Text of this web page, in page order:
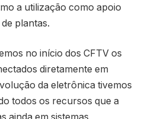
a utilização como apoio
plantas.
no início dos CFTV os
diretamente em
da eletrônica tivemos
todos os recursos que a